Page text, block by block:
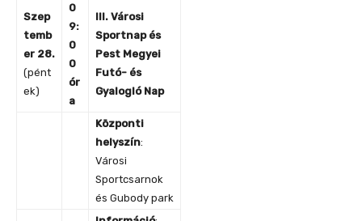
Szep
temb
er 28.
(pént
ek)
0
9:
0
0
ór
a
III. Városi
Sportnap és
Pest Megyei
Futó- és
Gyalogló Nap
Központi
helyszín:
Városi
Sportcsarnok
és Gubody park